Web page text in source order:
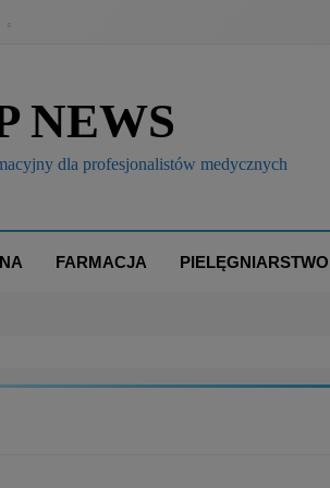
NEWS
dla profesjonalistów medycznych
FARMACJA PIELĘGNIARSTWO